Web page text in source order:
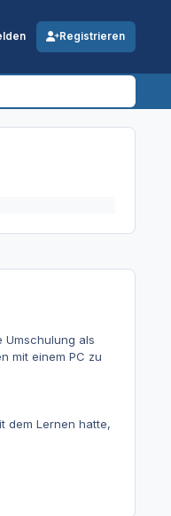
Registrieren
als
mit einem PC zu
dem Lernen hatte,